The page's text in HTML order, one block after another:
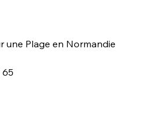
une Plage en Normandie
65